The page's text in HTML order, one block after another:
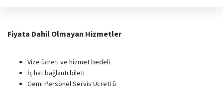
Fiyata Dahil Olmayan Hizmetler
Vize ücreti ve hizmet bedeli
İç hat bağlantı bileti
Gemi Personel Servis Ücreti û